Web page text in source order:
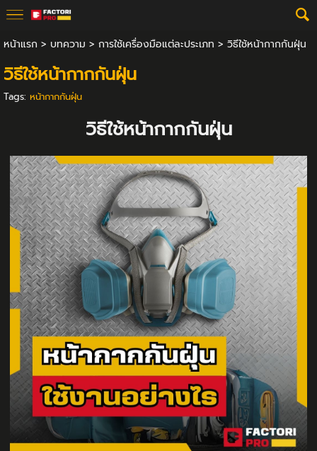
หน้าแรก > บทความ > การใช้เครื่องมือแต่ละประเภท > วิธีใช้หน้ากากกันฝุ่น
วิธีใช้หน้ากากกันฝุ่น
Tags: หน้ากากกันฝุ่น
วิธีใช้หน้ากากกันฝุ่น